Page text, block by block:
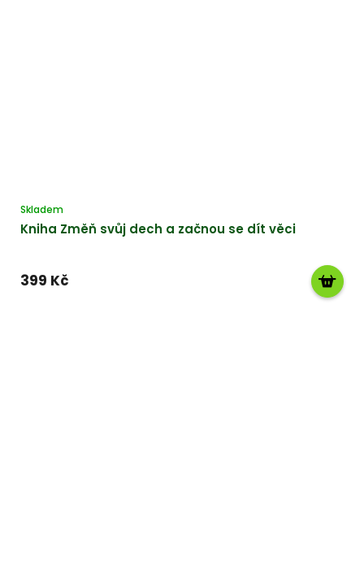
Kniha Změň svůj dech a začnou se dít věci
Skladem
399 Kč